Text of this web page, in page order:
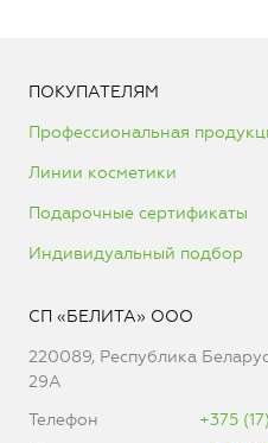
ПОКУПАТЕЛЯМ
Профессиональная
Линии косметики
Подарочные сертификаты
Индивидуальный подбор
СП «БЕЛИТА» ООО
220089, Республика
29А
Телефон
+375